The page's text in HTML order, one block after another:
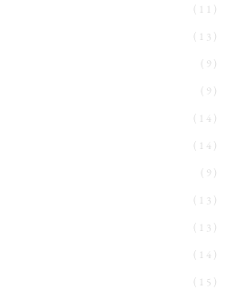
(13)
(9)
(9)
(14)
(14)
(9)
(13)
(13)
(14)
(15)